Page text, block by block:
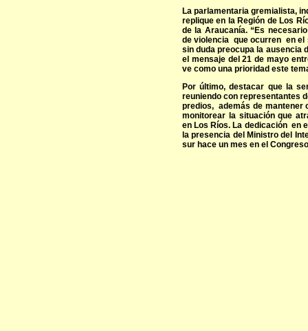
La parlamentaria gremialista,
replique en la Región de Los
de la Araucanía. “Es
de violencia que ocurren en el
sin duda preocupa la ausencia
el mensaje del 21 de mayo
ve como una prioridad este
Por último, destacar que la
reuniendo con representantes
predios, además de mantener
monitorear la situación que
en Los Ríos. La dedicación en
la presencia del Ministro del
sur hace un mes en el